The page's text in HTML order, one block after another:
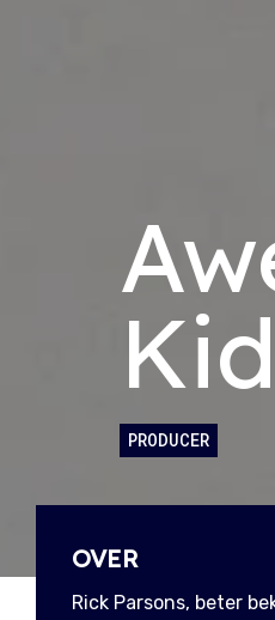
Kid
PRODUCER
OVER
Rick Parsons, beter